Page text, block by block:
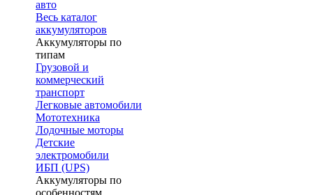
авто
Весь каталог
аккумуляторов
Аккумуляторы по
типам
Грузовой и
коммерческий
транспорт
Легковые автомобили
Мототехника
Лодочные моторы
Детские
электромобили
ИБП (UPS)
Аккумуляторы по
особенностям